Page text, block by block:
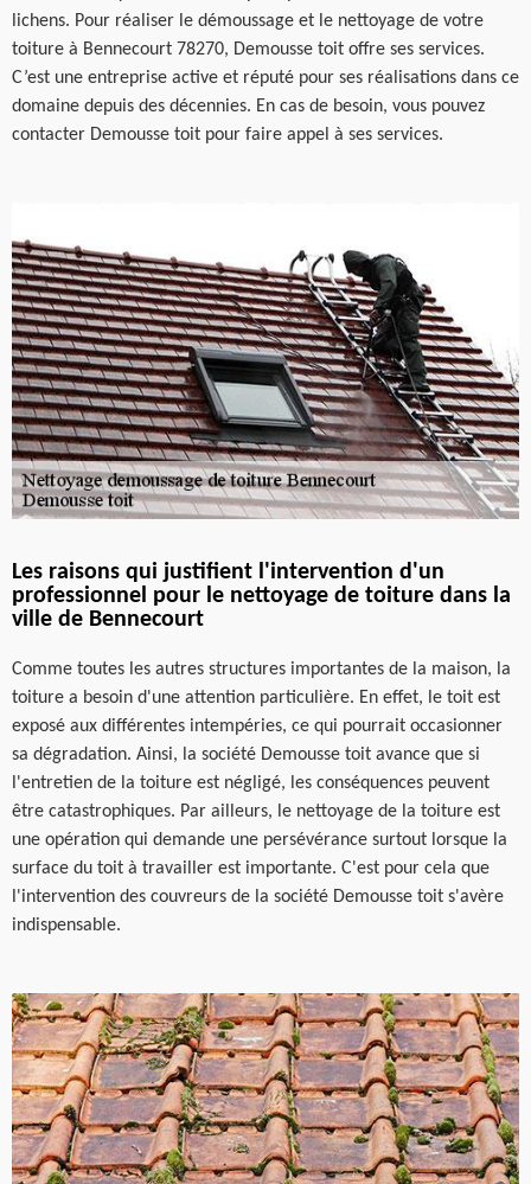
lichens. Pour réaliser le démoussage et le nettoyage de votre
toiture à Bennecourt 78270, Demousse toit offre ses services.
C’est une entreprise active et réputé pour ses réalisations dans ce
domaine depuis des décennies. En cas de besoin, vous pouvez
contacter Demousse toit pour faire appel à ses services.
Les raisons qui justifient l'intervention d'un
professionnel pour le nettoyage de toiture dans la
ville de Bennecourt
Comme toutes les autres structures importantes de la maison, la
toiture a besoin d'une attention particulière. En effet, le toit est
exposé aux différentes intempéries, ce qui pourrait occasionner
sa dégradation. Ainsi, la société Demousse toit avance que si
l'entretien de la toiture est négligé, les conséquences peuvent
être catastrophiques. Par ailleurs, le nettoyage de la toiture est
une opération qui demande une persévérance surtout lorsque la
surface du toit à travailler est importante. C'est pour cela que
l'intervention des couvreurs de la société Demousse toit s'avère
indispensable.